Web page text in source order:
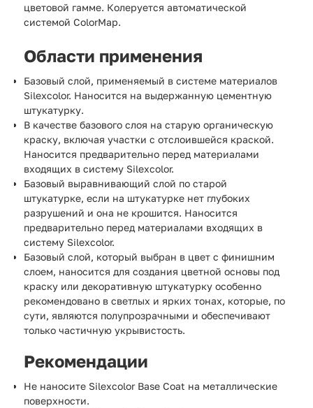
цветовой гамме. Колеруется автоматической
системой ColorMap.
Области применения
Базовый слой, применяемый в системе материалов
Silexcolor. Наносится на выдержанную цементную
штукатурку.
В качестве базового слоя на старую органическую
краску, включая участки с отслоившейся краской.
Наносится предварительно перед материалами
входящих в систему Silexcolor.
Базовый выравнивающий слой по старой
штукатурке, если на штукатурке нет глубоких
разрушений и она не крошится. Наносится
предварительно перед материалами входящих в
систему Silexcolor.
Базовый слой, который выбран в цвет с финишним
слоем, наносится для создания цветной основы под
краску или декоративную штукатурку особенно
рекомендовано в светлых и ярких тонах, которые, по
сути, являются полупрозрачными и обеспечивают
только частичную укрывистость.
Рекомендации
Не наносите Silexcolor Base Coat на металлические
поверхности.